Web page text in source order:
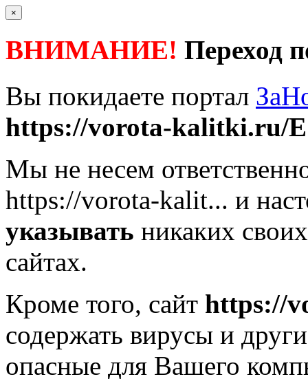
×
ВНИМАНИЕ! Переход
Вы покидаете портал
https://vorota-kalitki.ru/
Мы не несем
https://vorota-kalit... и
указывать никаких
сайтах.
Кроме того, сайт https://
содержать вирусы и
опасные для Вашего